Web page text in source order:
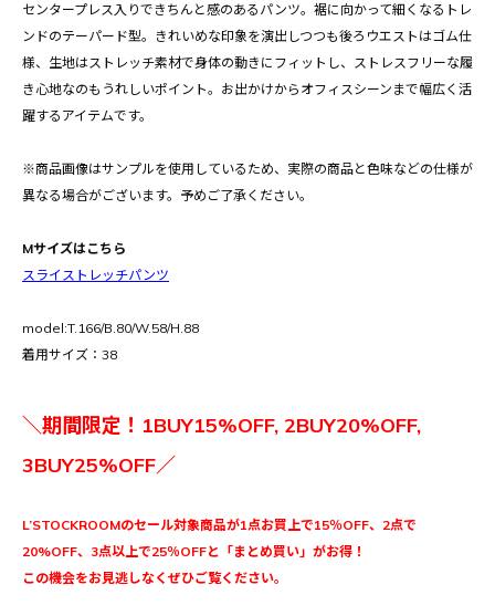
センタープレス入りできちんと感のあるパンツ。裾に向かって細くなるトレ
ンドのテーパード型。きれいめな印象を演出しつつも後ろウエストはゴム仕
様、生地はストレッチ素材で身体の動きにフィットし、ストレスフリーな履
き心地なのもうれしいポイント。お出かけからオフィスシーンまで幅広く活
躍するアイテムです。
※商品画像はサンプルを使用しているため、実際の商品と色味などの仕様が
異なる場合がございます。予めご了承ください。
Mサイズはこちら
スライストレッチパンツ
model:T.166/B.80/W.58/H.88
着用サイズ：38
＼期間限定！1BUY15%OFF, 2BUY20%OFF,
3BUY25%OFF／
L’STOCKROOMのセール対象商品が1点お買上で15％OFF、2点で
20%OFF、3点以上で25％OFFと「まとめ買い」がお得！
この機会をお見逃しなくぜひご覧ください。